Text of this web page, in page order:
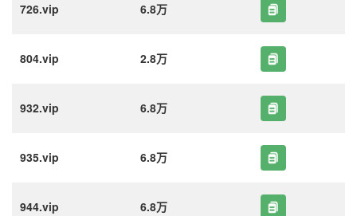
726.vip 6.8万
804.vip 2.8万
932.vip 6.8万
935.vip 6.8万
944.vip 6.8万